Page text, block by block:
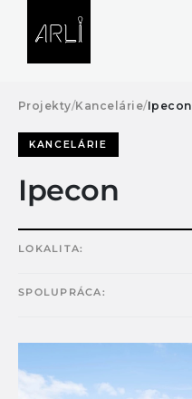
Projekty/Kancelárie/Ipecon
KANCELÁRIE
Ipecon
LOKALITA:
SPOLUPRÁCA: